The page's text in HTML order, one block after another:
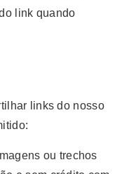
link quando
links do nosso
ou trechos